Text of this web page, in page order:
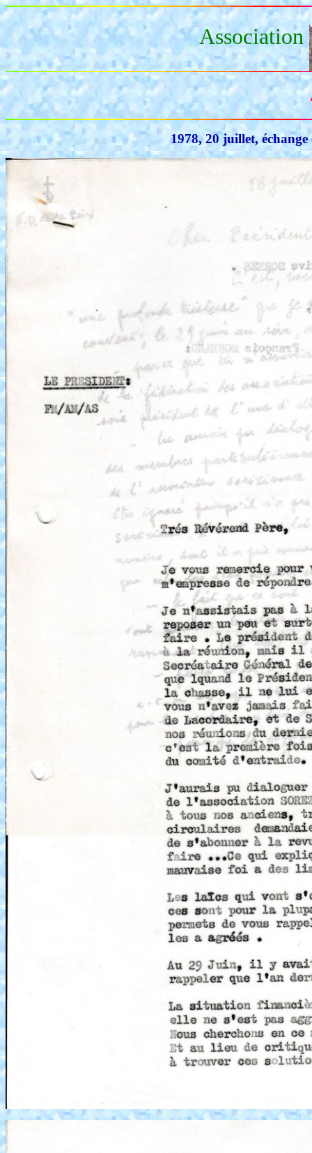
Association
1978, 20 juillet,